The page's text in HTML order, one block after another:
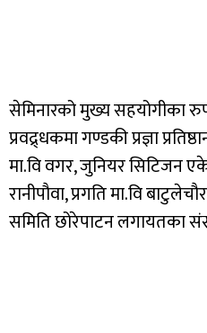
सेमिनारको मुख्य सहयोगीका
प्रवद्र्धकमा गण्डकी प्रज्ञा
मा.वि वगर, जुनियर सिटिजन
रानीपौवा, प्रगति मा.वि
समिति छोरेपाटन लगायतका